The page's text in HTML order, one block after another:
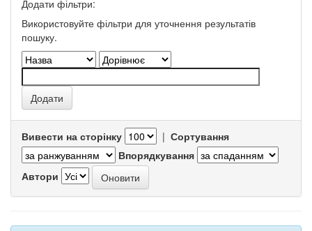
Додати фільтри:
Використовуйте фільтри для уточнення результатів
пошуку.
Вивести на сторінку | Сортування
Впорядкування
Автори